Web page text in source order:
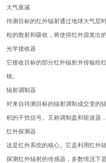
大气衰减
待测目标的红外辐射通过地球大气层
粒的散射和吸收，将使得红外源发出
光学接收器
它接收目标的部分红外辐射并传输给
镜。
辐射调制器
对来自待测目标的辐射调制成交变的
积的干扰信号。又称调制盘和斩波器
红外探测器
这是红外系统的核心。它是利用红外
探测红外辐射的传感器，多数情况下